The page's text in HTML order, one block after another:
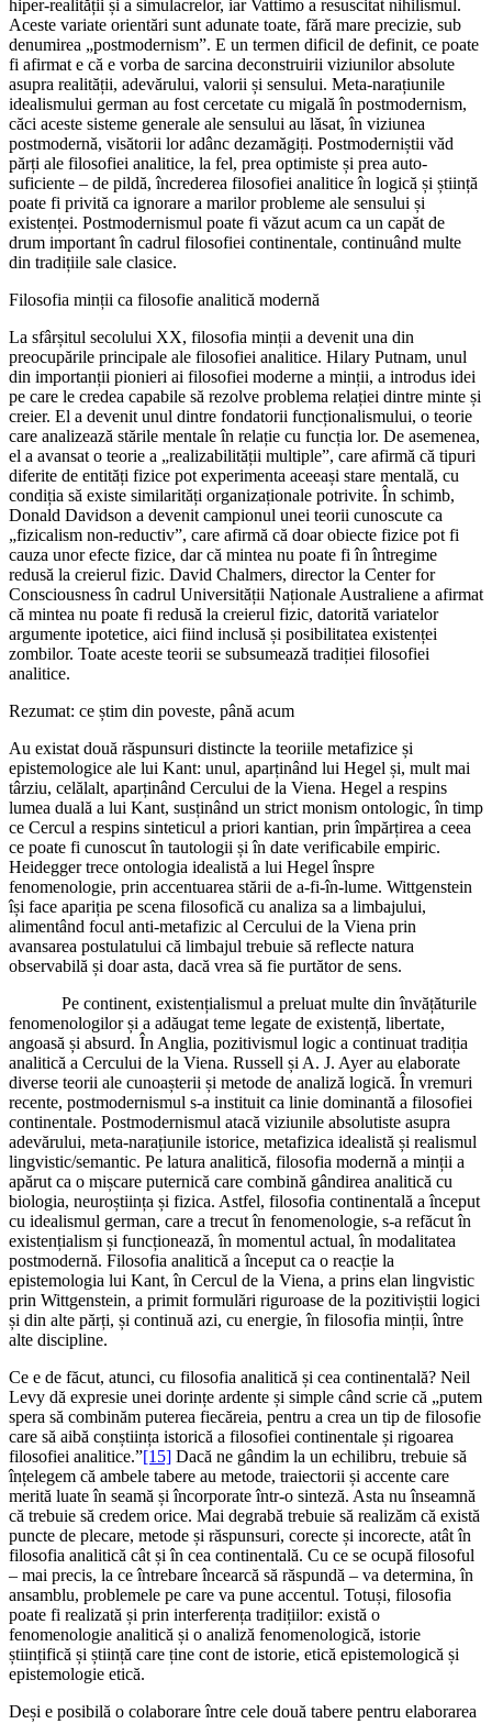
hiper-realității și a simulacrelor, iar Vattimo a resuscitat nihilismul.
Aceste variate orientări sunt adunate toate, fără mare precizie, sub
denumirea „postmodernism”. E un termen dificil de definit, ce poate
fi afirmat e că e vorba de sarcina deconstruirii viziunilor absolute
asupra realității, adevărului, valorii și sensului. Meta-narațiunile
idealismului german au fost cercetate cu migală în postmodernism,
căci aceste sisteme generale ale sensului au lăsat, în viziunea
postmodernă, visătorii lor adânc dezamăgiți. Postmoderniștii văd
părți ale filosofiei analitice, la fel, prea optimiste și prea auto-
suficiente – de pildă, încrederea filosofiei analitice în logică și știință
poate fi privită ca ignorare a marilor probleme ale sensului și
existenței. Postmodernismul poate fi văzut acum ca un capăt de
drum important în cadrul filosofiei continentale, continuând multe
din tradițiile sale clasice.
Filosofia minții ca filosofie analitică modernă
La sfârșitul secolului XX, filosofia minții a devenit una din
preocupările principale ale filosofiei analitice. Hilary Putnam, unul
din importanții pionieri ai filosofiei moderne a minții, a introdus idei
pe care le credea capabile să rezolve problema relației dintre minte și
creier. El a devenit unul dintre fondatorii funcționalismului, o teorie
care analizează stările mentale în relație cu funcția lor. De asemenea,
el a avansat o teorie a „realizabilității multiple”, care afirmă că tipuri
diferite de entități fizice pot experimenta aceeași stare mentală, cu
condiția să existe similarități organizaționale potrivite. În schimb,
Donald Davidson a devenit campionul unei teorii cunoscute ca
„fizicalism non-reductiv”, care afirmă că doar obiecte fizice pot fi
cauza unor efecte fizice, dar că mintea nu poate fi în întregime
redusă la creierul fizic. David Chalmers, director la Center for
Consciousness în cadrul Universității Naționale Australiene a afirmat
că mintea nu poate fi redusă la creierul fizic, datorită variatelor
argumente ipotetice, aici fiind inclusă și posibilitatea existenței
zombilor. Toate aceste teorii se subsumează tradiției filosofiei
analitice.
Rezumat: ce știm din poveste, până acum
Au existat două răspunsuri distincte la teoriile metafizice și
epistemologice ale lui Kant: unul, aparținând lui Hegel și, mult mai
târziu, celălalt, aparținând Cercului de la Viena. Hegel a respins
lumea duală a lui Kant, susținând un strict monism ontologic, în timp
ce Cercul a respins sinteticul a priori kantian, prin împărțirea a ceea
ce poate fi cunoscut în tautologii și în date verificabile empiric.
Heidegger trece ontologia idealistă a lui Hegel înspre
fenomenologie, prin accentuarea stării de a-fi-în-lume. Wittgenstein
își face apariția pe scena filosofică cu analiza sa a limbajului,
alimentând focul anti-metafizic al Cercului de la Viena prin
avansarea postulatului că limbajul trebuie să reflecte natura
observabilă și doar asta, dacă vrea să fie purtător de sens.
Pe continent, existențialismul a preluat multe din învățăturile
fenomenologilor și a adăugat teme legate de existență, libertate,
angoasă și absurd. În Anglia, pozitivismul logic a continuat tradiția
analitică a Cercului de la Viena. Russell și A. J. Ayer au elaborate
diverse teorii ale cunoașterii și metode de analiză logică. În vremuri
recente, postmodernismul s-a instituit ca linie dominantă a filosofiei
continentale. Postmodernismul atacă viziunile absolutiste asupra
adevărului, meta-narațiunile istorice, metafizica idealistă și realismul
lingvistic/semantic. Pe latura analitică, filosofia modernă a minții a
apărut ca o mișcare puternică care combină gândirea analitică cu
biologia, neuroștiința și fizica. Astfel, filosofia continentală a început
cu idealismul german, care a trecut în fenomenologie, s-a refăcut în
existențialism și funcționează, în momentul actual, în modalitatea
postmodernă. Filosofia analitică a început ca o reacție la
epistemologia lui Kant, în Cercul de la Viena, a prins elan lingvistic
prin Wittgenstein, a primit formulări riguroase de la pozitiviștii logici
și din alte părți, și continuă azi, cu energie, în filosofia minții, între
alte discipline.
Ce e de făcut, atunci, cu filosofia analitică și cea continentală? Neil
Levy dă expresie unei dorințe ardente și simple când scrie că „putem
spera să combinăm puterea fiecăreia, pentru a crea un tip de filosofie
care să aibă conștiința istorică a filosofiei continentale și rigoarea
filosofiei analitice.”[15] Dacă ne gândim la un echilibru, trebuie să
înțelegem că ambele tabere au metode, traiectorii și accente care
merită luate în seamă și încorporate într-o sinteză. Asta nu înseamnă
că trebuie să credem orice. Mai degrabă trebuie să realizăm că există
puncte de plecare, metode și răspunsuri, corecte și incorecte, atât în
filosofia analitică cât și în cea continentală. Cu ce se ocupă filosoful
– mai precis, la ce întrebare încearcă să răspundă – va determina, în
ansamblu, problemele pe care va pune accentul. Totuși, filosofia
poate fi realizată și prin interferența tradițiilor: există o
fenomenologie analitică și o analiză fenomenologică, istorie
științifică și știință care ține cont de istorie, etică epistemologică și
epistemologie etică.
Deși e posibilă o colaborare între cele două tabere pentru elaborarea